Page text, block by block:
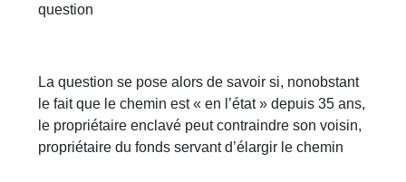
question
La question se pose alors de savoir si, nonobstant
le fait que le chemin est « en l’état » depuis 35 ans,
le propriétaire enclavé peut contraindre son voisin,
propriétaire du fonds servant d’élargir le chemin